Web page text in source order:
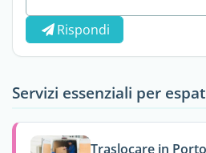
Rispondi
Servizi essenziali per
Traslocare in